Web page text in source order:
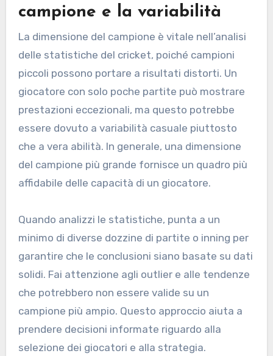
campione e la variabilità
La dimensione del campione è vitale nell’analisi
delle statistiche del cricket, poiché campioni
piccoli possono portare a risultati distorti. Un
giocatore con solo poche partite può mostrare
prestazioni eccezionali, ma questo potrebbe
essere dovuto a variabilità casuale piuttosto
che a vera abilità. In generale, una dimensione
del campione più grande fornisce un quadro più
affidabile delle capacità di un giocatore.
Quando analizzi le statistiche, punta a un
minimo di diverse dozzine di partite o inning per
garantire che le conclusioni siano basate su dati
solidi. Fai attenzione agli outlier e alle tendenze
che potrebbero non essere valide su un
campione più ampio. Questo approccio aiuta a
prendere decisioni informate riguardo alla
selezione dei giocatori e alla strategia.